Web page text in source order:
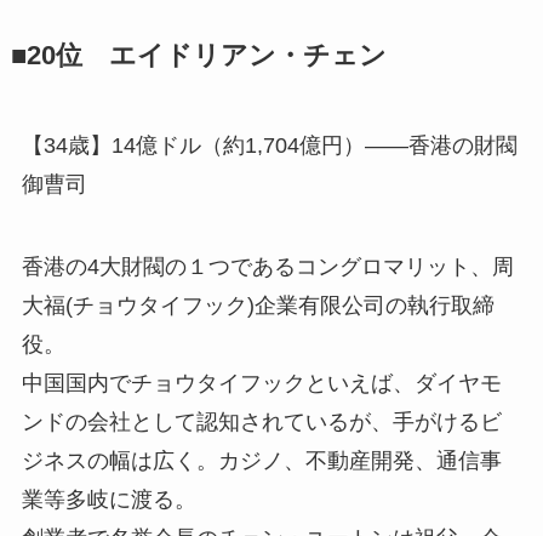
■20位 エイドリアン・チェン
【34歳】14億ドル（約1,704億円）――香港の財閥
御曹司
香港の4大財閥の１つであるコングロマリット、周
大福(チョウタイフック)企業有限公司の執行取締
役。
中国国内でチョウタイフックといえば、ダイヤモ
ンドの会社として認知されているが、手がけるビ
ジネスの幅は広く。カジノ、不動産開発、通信事
業等多岐に渡る。